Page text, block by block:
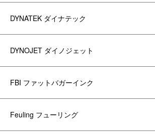
DYNATEK ダイナテック
DYNOJET ダイノジェット
FBI ファットバガーインク
Feuling フューリング